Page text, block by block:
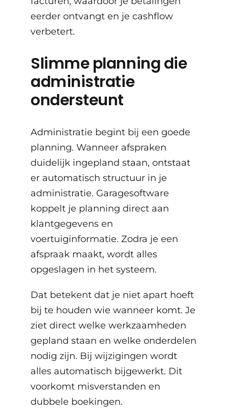
eerder ontvangt en je cashflow
verbetert.
Slimme planning die
administratie
ondersteunt
Administratie begint bij een goede
planning. Wanneer afspraken
duidelijk ingepland staan, ontstaat
er automatisch structuur in je
administratie. Garagesoftware
koppelt je planning direct aan
klantgegevens en
voertuiginformatie. Zodra je een
afspraak maakt, wordt alles
opgeslagen in het systeem.
Dat betekent dat je niet apart hoeft
bij te houden wie wanneer komt. Je
ziet direct welke werkzaamheden
gepland staan en welke onderdelen
nodig zijn. Bij wijzigingen wordt
alles automatisch bijgewerkt. Dit
voorkomt misverstanden en
dubbele boekingen.